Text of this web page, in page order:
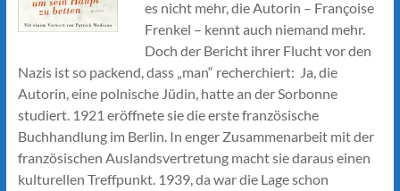
es nicht mehr, die Autorin – Françoise
Frenkel – kennt auch niemand mehr.
Doch der Bericht ihrer Flucht vor den
Nazis ist so packend, dass „man“ recherchiert: Ja, die
Autorin, eine polnische Jüdin, hatte an der Sorbonne
studiert. 1921 eröffnete sie die erste französische
Buchhandlung im Berlin. In enger Zusammenarbeit mit der
französischen Auslandsvertretung macht sie daraus einen
kulturellen Treffpunkt. 1939, da war die Lage schon